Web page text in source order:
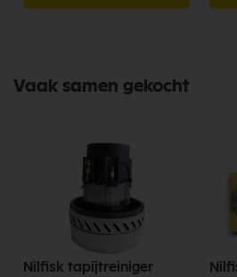
Vaak samen gekocht
Nilfisk tapijtreiniger